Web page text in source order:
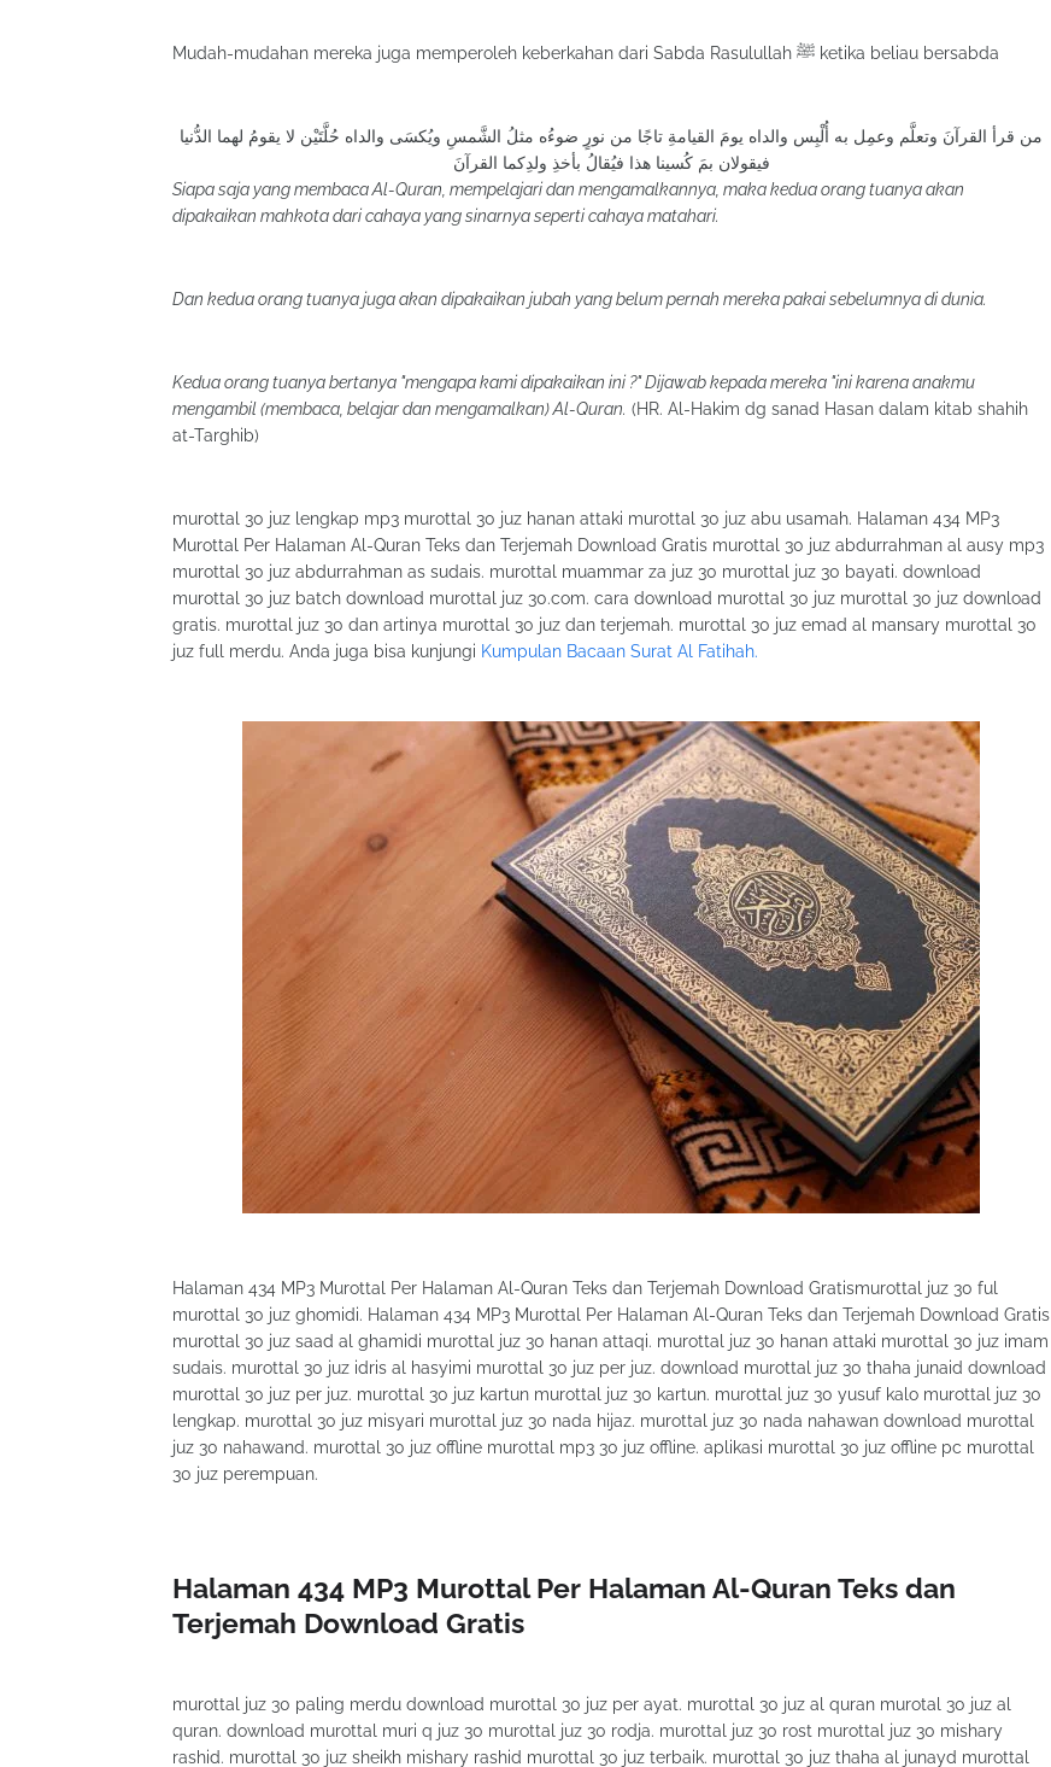
Mudah-mudahan mereka juga memperoleh keberkahan dari Sabda Rasulullah ﷺ ketika beliau bersabda
من قرأ القرآنَ وتعلَّم وعمِل به أُلْبِس والداه يومَ القيامةِ تاجًا من نورٍ ضوءُه مثلُ الشَّمسِ ويُكسَى والداه حُلَّتَيْن لا يقومُ لهما الدُّنيا
فيقولان بمَ كُسينا هذا فيُقالُ بأخذِ ولدِكما القرآنَ
Siapa saja yang membaca Al-Quran, mempelajari dan mengamalkannya, maka kedua orang tuanya akan
dipakaikan mahkota dari cahaya yang sinarnya seperti cahaya matahari.
Dan kedua orang tuanya juga akan dipakaikan jubah yang belum pernah mereka pakai sebelumnya di dunia.
Kedua orang tuanya bertanya "mengapa kami dipakaikan ini ?" Dijawab kepada mereka "ini karena anakmu
mengambil (membaca, belajar dan mengamalkan) Al-Quran. (HR. Al-Hakim dg sanad Hasan dalam kitab shahih
at-Targhib)
murottal 30 juz lengkap mp3 murottal 30 juz hanan attaki murottal 30 juz abu usamah. Halaman 434 MP3
Murottal Per Halaman Al-Quran Teks dan Terjemah Download Gratis murottal 30 juz abdurrahman al ausy mp3
murottal 30 juz abdurrahman as sudais. murottal muammar za juz 30 murottal juz 30 bayati. download
murottal 30 juz batch download murottal juz 30.com. cara download murottal 30 juz murottal 30 juz download
gratis. murottal juz 30 dan artinya murottal 30 juz dan terjemah. murottal 30 juz emad al mansary murottal 30
juz full merdu. Anda juga bisa kunjungi Kumpulan Bacaan Surat Al Fatihah.
Halaman 434 MP3 Murottal Per Halaman Al-Quran Teks dan Terjemah Download Gratismurottal juz 30 ful
murottal 30 juz ghomidi. Halaman 434 MP3 Murottal Per Halaman Al-Quran Teks dan Terjemah Download Gratis
murottal 30 juz saad al ghamidi murottal juz 30 hanan attaqi. murottal juz 30 hanan attaki murottal 30 juz imam
sudais. murottal 30 juz idris al hasyimi murottal 30 juz per juz. download murottal juz 30 thaha junaid download
murottal 30 juz per juz. murottal 30 juz kartun murottal juz 30 kartun. murottal juz 30 yusuf kalo murottal juz 30
lengkap. murottal 30 juz misyari murottal juz 30 nada hijaz. murottal juz 30 nada nahawan download murottal
juz 30 nahawand. murottal 30 juz offline murottal mp3 30 juz offline. aplikasi murottal 30 juz offline pc murottal
30 juz perempuan.
Halaman 434 MP3 Murottal Per Halaman Al-Quran Teks dan
Terjemah Download Gratis
murottal juz 30 paling merdu download murottal 30 juz per ayat. murottal 30 juz al quran murotal 30 juz al
quran. download murottal muri q juz 30 murottal juz 30 rodja. murottal juz 30 rost murottal juz 30 mishary
rashid. murottal 30 juz sheikh mishary rashid murottal 30 juz terbaik. murottal 30 juz thaha al junayd murottal